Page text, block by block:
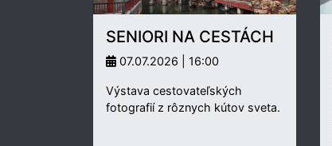
SENIORI NA CESTÁCH
07.07.2026 | 16:00
Výstava cestovateľských
fotografií z rôznych kútov sveta.